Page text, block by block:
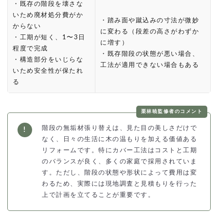
・既存の階段を壊さな
いため廃材処分費がか
からない
・工期が短く、1〜3日
程度で完成
・構造部分をいじらな
いため安全性が保たれ
る
・踏み面や蹴込みの寸法が微妙
に変わる（段差の高さがわずか
に増す）
・既存階段の状態が悪い場合、
工法が適用できない場合もある
栗林暁監修者のコメント
階段の無垢材張り替えは、見た目の美しさだけで
なく、日々の生活に木の温もりを加える価値ある
リフォームです。特にカバー工法はコストと工期
のバランスが良く、多くの家庭で採用されていま
す。ただし、階段の状態や形状によって費用は変
わるため、実際には現地調査と見積もりを行った
上で計画を立てることが重要です。